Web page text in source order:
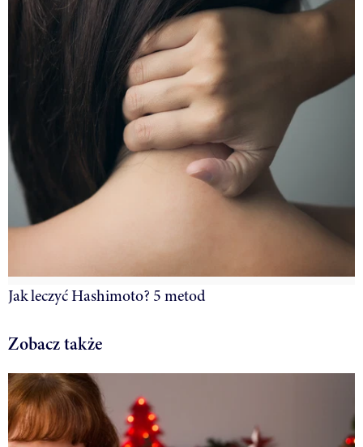
Jak leczyć Hashimoto? 5 metod
Zobacz także